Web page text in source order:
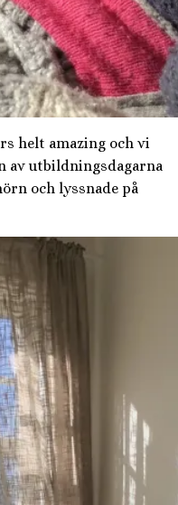
helt amazing och vi
av utbildningsdagarna
och lyssnade på